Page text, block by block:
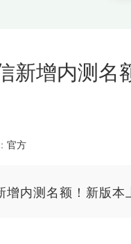
新增内测名
官方
增内测名额！新版